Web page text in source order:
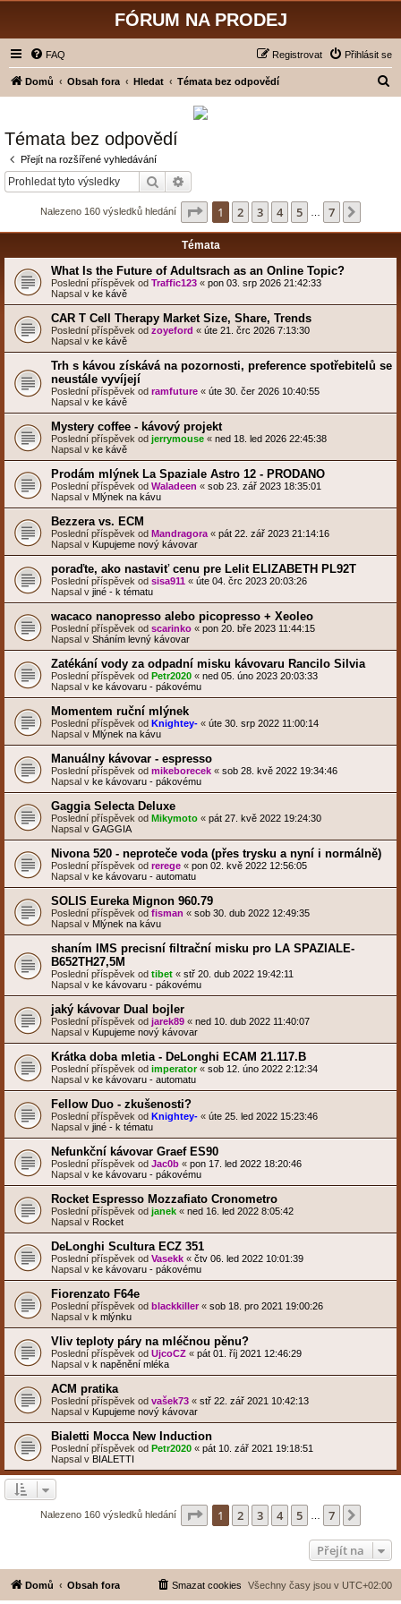
FÓRUM NA PRODEJ
FAQ Přihlásit se
Registrovat
Domů Obsah fora Hledat Témata bez odpovědí
Témata bez odpovědí
Přejít na rozšířené vyhledávání
Hledat
Nalezeno 160 výsledků hledání Stránka z
1 2 3 4 5 7
Témata
What Is the Future of Adultsrach as an Online Topic?
Poslední příspěvek od Traffic123 « pon 03. srp 2026 21:42:33
Napsal v ke kávě
CAR T Cell Therapy Market Size, Share, Trends
Poslední příspěvek od zoyeford « úte 21. črc 2026 7:13:30
Napsal v ke kávě
Trh s kávou získává na pozornosti, preference spotřebitelů se
neustále vyvíjejí
Poslední příspěvek od ramfuture « úte 30. čer 2026 10:40:55
Napsal v ke kávě
Mystery coffee - kávový projekt
Poslední příspěvek od jerrymouse « ned 18. led 2026 22:45:38
Napsal v ke kávě
Prodám mlýnek La Spaziale Astro 12 - PRODANO
Poslední příspěvek od Waladeen « sob 23. zář 2023 18:35:01
Napsal v Mlýnek na kávu
Bezzera vs. ECM
Poslední příspěvek od Mandragora « pát 22. zář 2023 21:14:16
Napsal v Kupujeme nový kávovar
poraďte, ako nastaviť cenu pre Lelit ELIZABETH PL92T
Poslední příspěvek od sisa911 « úte 04. črc 2023 20:03:26
Napsal v jiné - k tématu
wacaco nanopresso alebo picopresso + Xeoleo
Poslední příspěvek od scarinko « pon 20. bře 2023 11:44:15
Napsal v Sháním levný kávovar
Zatékání vody za odpadní misku kávovaru Rancilo Silvia
Poslední příspěvek od Petr2020 « ned 05. úno 2023 20:03:33
Napsal v ke kávovaru - pákovému
Momentem ruční mlýnek
Poslední příspěvek od Knightey- « úte 30. srp 2022 11:00:14
Napsal v Mlýnek na kávu
Manuálny kávovar - espresso
Poslední příspěvek od mikeborecek « sob 28. kvě 2022 19:34:46
Napsal v ke kávovaru - pákovému
Gaggia Selecta Deluxe
Poslední příspěvek od Mikymoto « pát 27. kvě 2022 19:24:30
Napsal v GAGGIA
Nivona 520 - neproteče voda (přes trysku a nyní i normálně)
Poslední příspěvek od rerege « pon 02. kvě 2022 12:56:05
Napsal v ke kávovaru - automatu
SOLIS Eureka Mignon 960.79
Poslední příspěvek od fisman « sob 30. dub 2022 12:49:35
Napsal v Mlýnek na kávu
shaním IMS precisní filtrační misku pro LA SPAZIALE-
B652TH27,5M
Poslední příspěvek od tibet « stř 20. dub 2022 19:42:11
Napsal v ke kávovaru - pákovému
jaký kávovar Dual bojler
Poslední příspěvek od jarek89 « ned 10. dub 2022 11:40:07
Napsal v Kupujeme nový kávovar
Krátka doba mletia - DeLonghi ECAM 21.117.B
Poslední příspěvek od imperator« sob 12. úno 2022 2:12:34
Napsal v ke kávovaru - automatu
Fellow Duo - zkušenosti?
Poslední příspěvek od Knightey- « úte 25. led 2022 15:23:46
Napsal v jiné - k tématu
Nefunkční kávovar Graef ES90
Poslední příspěvek od Jac0b « pon 17. led 2022 18:20:46
Napsal v ke kávovaru - pákovému
Rocket Espresso Mozzafiato Cronometro
Poslední příspěvek od janek « ned 16. led 2022 8:05:42
Napsal v Rocket
DeLonghi Scultura ECZ 351
Poslední příspěvek od Vasekk « čtv 06. led 2022 10:01:39
Napsal v ke kávovaru - pákovému
Fiorenzato F64e
Poslední příspěvek od blackkiller « sob 18. pro 2021 19:00:26
Napsal v k mlýnku
Vliv teploty páry na mléčnou pěnu?
Poslední příspěvek od UjcoCZ « pát 01. říj 2021 12:46:29
Napsal v k napěnění mléka
ACM pratika
Poslední příspěvek od vašek73 « stř 22. zář 2021 10:42:13
Napsal v Kupujeme nový kávovar
Bialetti Mocca New Induction
Poslední příspěvek od Petr2020 « pát 10. zář 2021 19:18:51
Napsal v BIALETTI
Nalezeno 160 výsledků hledání Stránka z
1 2 3 4 5 7
Přejít na
Domů Obsah fora Všechny časy jsou v UTC+02:00
Smazat cookies